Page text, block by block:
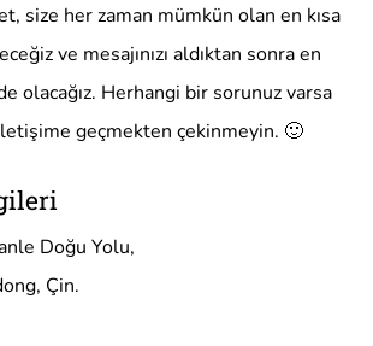
size her zaman mümkün olan en kısa
ve mesajınızı aldıktan sonra en
olacağız. Herhangi bir sorunuz varsa
geçmekten çekinmeyin. 🙂
Doğu Yolu,
Çin.